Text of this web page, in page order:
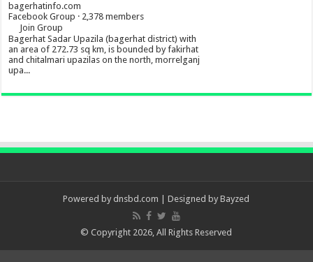
bagerhatinfo.com
Facebook Group · 2,378 members
Join Group
Bagerhat Sadar Upazila (bagerhat district) with
an area of 272.73 sq km, is bounded by fakirhat
and chitalmari upazilas on the north, morrelganj
upa...
Powered by dnsbd.com | Designed byBayzed
© Copyright 2026, All Rights Reserved